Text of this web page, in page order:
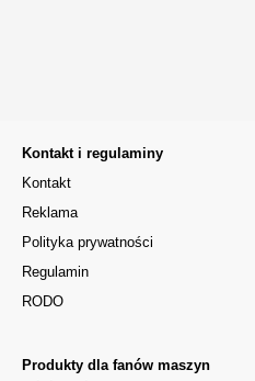
Kontakt i regulaminy
Kontakt
Reklama
Polityka prywatności
Regulamin
RODO
Produkty dla fanów maszyn